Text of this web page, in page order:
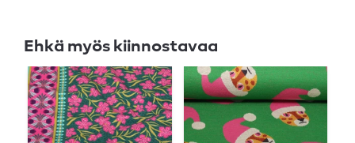
Ehkä myös kiinnostavaa